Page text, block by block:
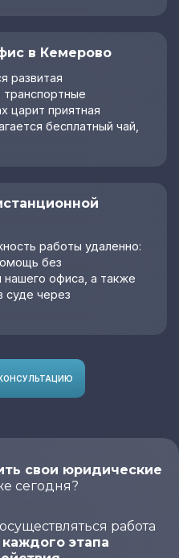
в Кемерово
развитая
царит приятная
бесплатный чай,
работы удаленно:
без
офиса, а также
через
свои юридические
сегодня?
работа
каждого этапа